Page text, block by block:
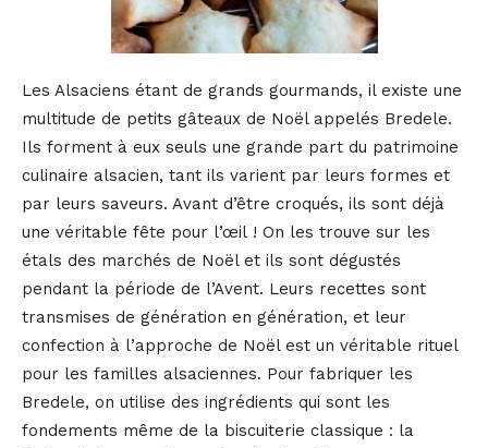
Les Alsaciens étant de grands gourmands, il existe une
multitude de petits gâteaux de Noël appelés Bredele.
Ils forment à eux seuls une grande part du patrimoine
culinaire alsacien, tant ils varient par leurs formes et
par leurs saveurs. Avant d’être croqués, ils sont déjà
une véritable fête pour l’œil ! On les trouve sur les
étals des marchés de Noël et ils sont dégustés
pendant la période de l’Avent. Leurs recettes sont
transmises de génération en génération, et leur
confection à l’approche de Noël est un véritable rituel
pour les familles alsaciennes. Pour fabriquer les
Bredele, on utilise des ingrédients qui sont les
fondements même de la biscuiterie classique : la